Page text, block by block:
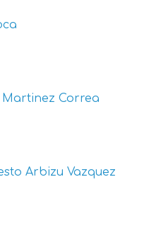
Correa
Arbizu Vazquez